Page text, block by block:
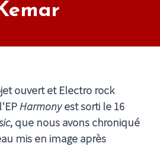
ouvert et Electro rock
Harmonyest sorti le 16
, que nous avons chroniqué
mis en image après